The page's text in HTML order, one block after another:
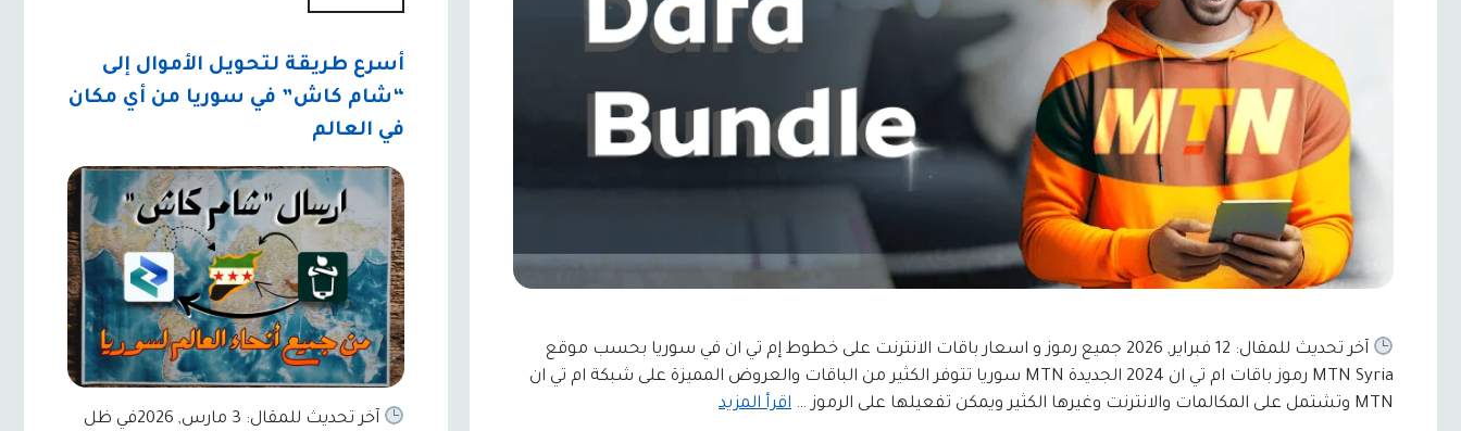
آخر تحديث للمقال: 12 فبراير, 2026 جميع رموز و اسعار باقات الانترنت على خطوط إم تي ان في سوريا بحسب موقع
MTN Syria رموز باقات ام تي ان 2024 الجديدة MTN سوريا تتوفر الكثير من الباقات والعروض المميزة على شبكة ام تي ان
MTN وتشتمل على المكالمات والانترنت وغيرها الكثير ويمكن تفعيلها على الرموز …
اقرأ المزيد
أسرع طريقة لتحويل الأموال إلى
“شام كاش” في سوريا من أي مكان
في العالم
آخر تحديث للمقال: 3 مارس, 2026في ظل